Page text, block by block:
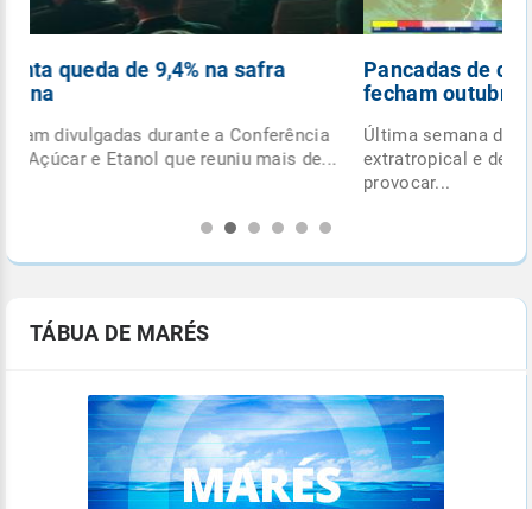
Pancadas de chuva e ciclone extratropical
fecham outubro
Última semana do mês terá formação de ciclone
extratropical e de frente fria, com potencial para
TÁBUA DE MARÉS